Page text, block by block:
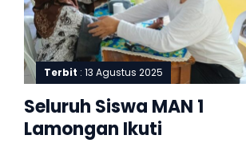
Terbit : 13 Agustus 2025
Seluruh Siswa MAN 1
Lamongan Ikuti